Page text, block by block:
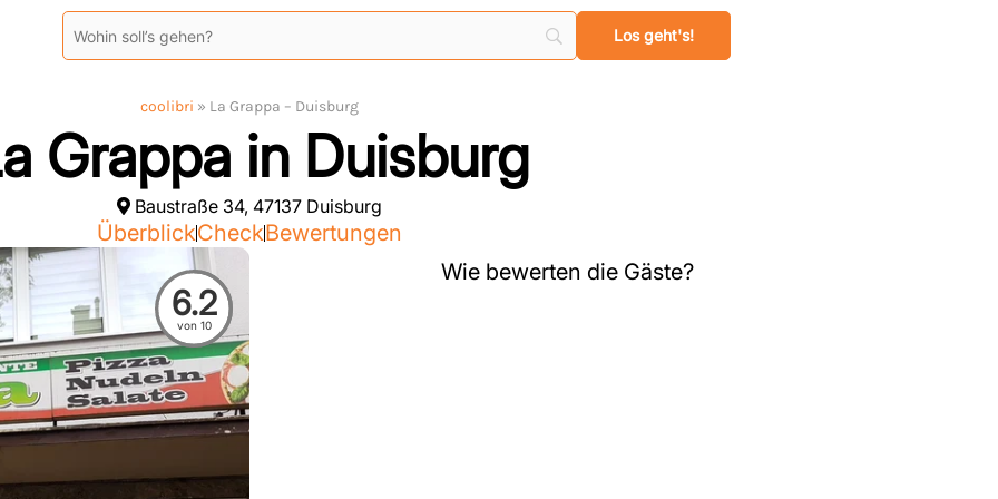
coolibri » La Grappa – Duisburg
Grappa in Duisburg
Baustraße 34, 47137 Duisburg
ÜberblickCheckBewertungen
6.2
von 10
Wie bewerten die Gäste?